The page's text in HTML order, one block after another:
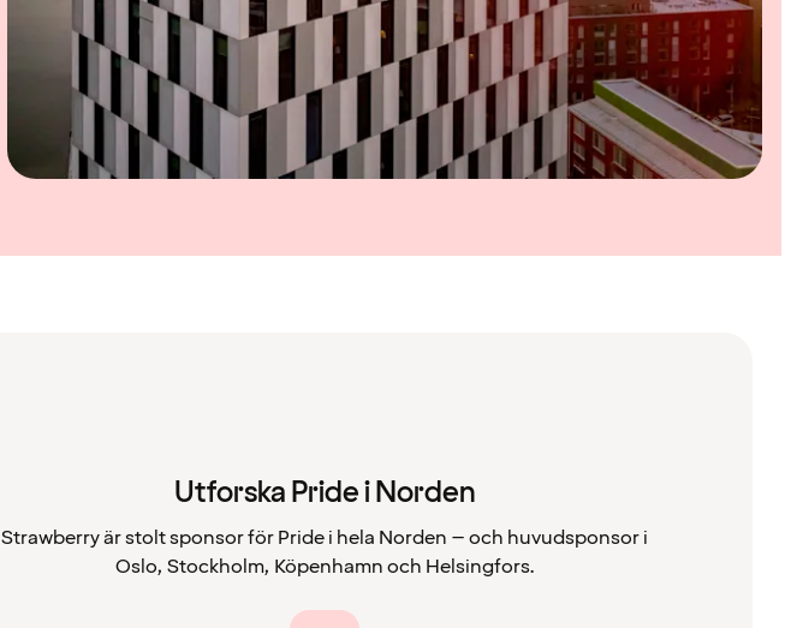
Utforska Pride i Norden
Strawberry är stolt sponsor för Pride i hela Norden – och huvudsponsor i
Oslo, Stockholm, Köpenhamn och Helsingfors.